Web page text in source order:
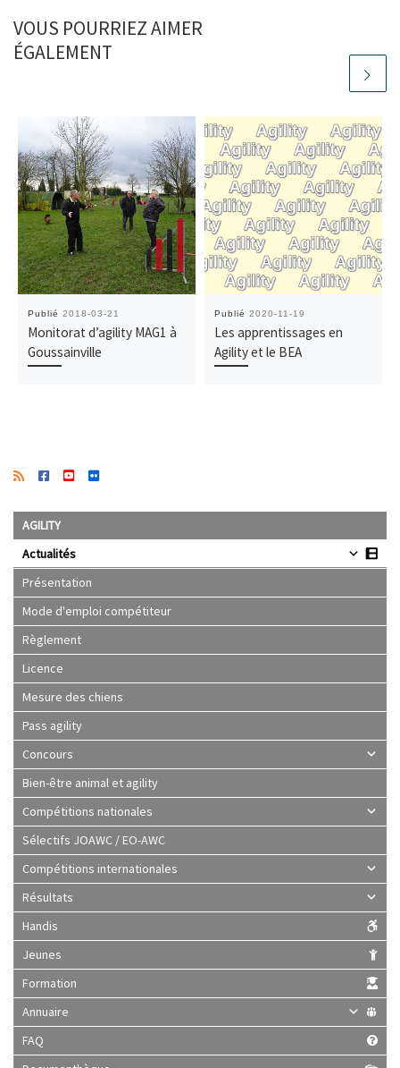
VOUS POURRIEZ AIMER
ÉGALEMENT
Publié 2018-03-21
Monitorat d’agility MAG1 à
Goussainville
Publié 2020-11-19
Les apprentissages en
Agility et le BEA
AGILITY
Actualités
Présentation
Mode d'emploi compétiteur
Règlement
Licence
Mesure des chiens
Pass agility
Concours
Bien-être animal et agility
Compétitions nationales
Sélectifs JOAWC / EO-AWC
Compétitions internationales
Résultats
Handis
Jeunes
Formation
Annuaire
FAQ